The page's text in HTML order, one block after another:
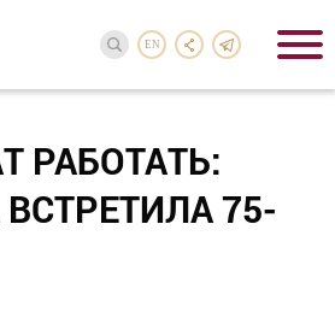
EN
РАБОТАТЬ:
75-